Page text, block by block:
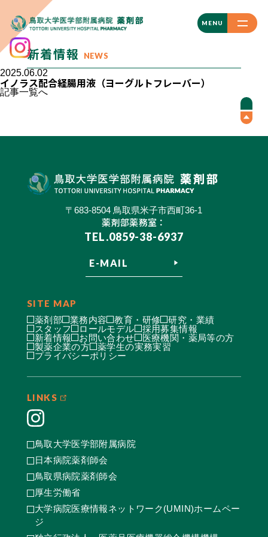
MENU
CLOSE
新着情報 NEWS
2025.06.02
イノラス配合経腸用液（ヨーグルトフレーバー）
記事一覧へ
〒683-8504 鳥取県米子市西町36-1
薬剤部薬務室：
TEL.0859-38-6937
E-MAIL
SITE MAP
薬剤部 業務内容 教育・研修
研究・業績
スタッフ
ロールモデル
採用募集情報
新着情報
お問い合わせ
医療機関・薬局等の方
製薬企業の方
薬学生の実務実習
プライバシーポリシー
LINKS
鳥取大学医学部附属病院
日本病院薬剤師会
鳥取県病院薬剤師会
厚生労働省
大学病院医療情報ネットワーク(UMIN)ホームペー
ジ